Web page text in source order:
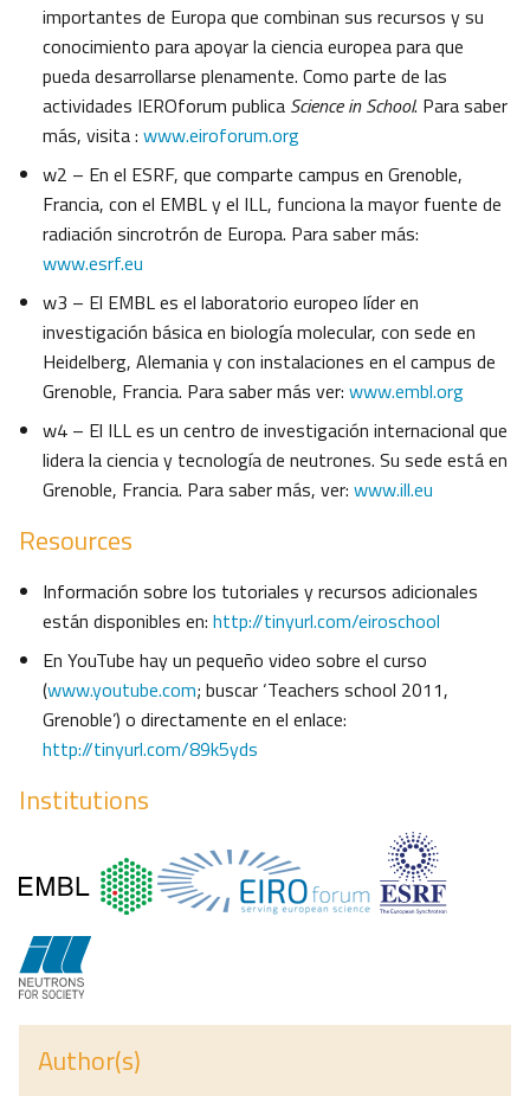
importantes de Europa que combinan sus recursos y su
conocimiento para apoyar la ciencia europea para que
pueda desarrollarse plenamente. Como parte de las
actividades IEROforum publica Science in School. Para saber
más, visita : www.eiroforum.org
w2 – En el ESRF, que comparte campus en Grenoble,
Francia, con el EMBL y el ILL, funciona la mayor fuente de
radiación sincrotrón de Europa. Para saber más:
www.esrf.eu
w3 – El EMBL es el laboratorio europeo líder en
investigación básica en biología molecular, con sede en
Heidelberg, Alemania y con instalaciones en el campus de
Grenoble, Francia. Para saber más ver: www.embl.org
w4 – El ILL es un centro de investigación internacional que
lidera la ciencia y tecnología de neutrones. Su sede está en
Grenoble, Francia. Para saber más, ver: www.ill.eu
Resources
Información sobre los tutoriales y recursos adicionales
están disponibles en: http://tinyurl.com/eiroschool
En YouTube hay un pequeño video sobre el curso
(www.youtube.com; buscar ‘Teachers school 2011,
Grenoble’) o directamente en el enlace:
http://tinyurl.com/89k5yds
Institutions
Author(s)